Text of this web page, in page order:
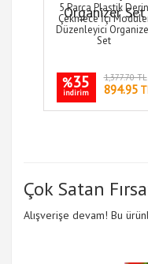
5 Parça Plastik Derin
Çekmece İçi
Düzenleyici
Set
%35
indirim
1,377.70 TL
894.95
Çok Satan
Alışverişe devam! Bu